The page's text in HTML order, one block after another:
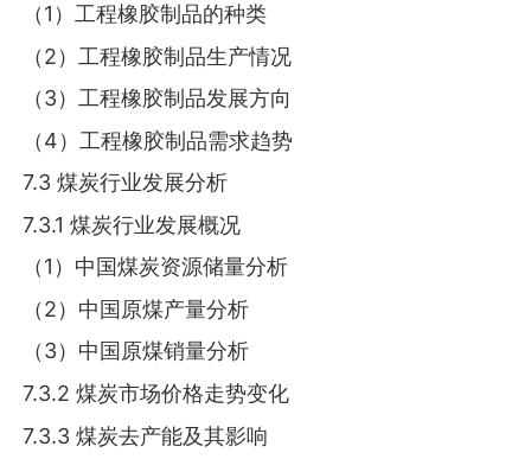
（1）工程橡胶制品的种类
（2）工程橡胶制品生产情况
（3）工程橡胶制品发展方向
（4）工程橡胶制品需求趋势
7.3 煤炭行业发展分析
7.3.1 煤炭行业发展概况
（1）中国煤炭资源储量分析
（2）中国原煤产量分析
（3）中国原煤销量分析
7.3.2 煤炭市场价格走势变化
7.3.3 煤炭去产能及其影响